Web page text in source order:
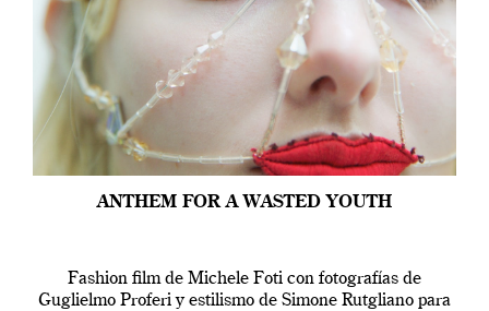
ANTHEM FOR A WASTED YOUTH
Fashion film de Michele Foti con fotografías de
Guglielmo Proferi y estilismo de Simone Rutgliano para